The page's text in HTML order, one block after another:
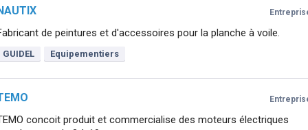
de peintures et d'accessoires pour la planche à voile.
GUIDEL Equipementiers
concoit produit et commercialise des moteurs électriques